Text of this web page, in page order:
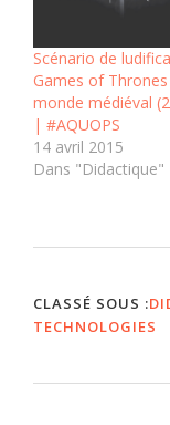
Scénario de
Games of
monde médiéval
| #AQUOPS
14 avril 2015
Dans "Didactique"
CLASSÉ SOUS :
TECHNOLOGIES